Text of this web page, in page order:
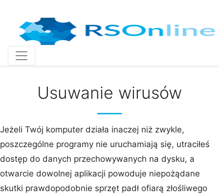
content
Usuwanie wirusów
Jeżeli Twój komputer działa inaczej niż zwykle,
poszczególne programy nie uruchamiają się, utraciłeś
dostęp do danych przechowywanych na dysku, a
otwarcie dowolnej aplikacji powoduje niepożądane
skutki prawdopodobnie sprzęt padł ofiarą złośliwego